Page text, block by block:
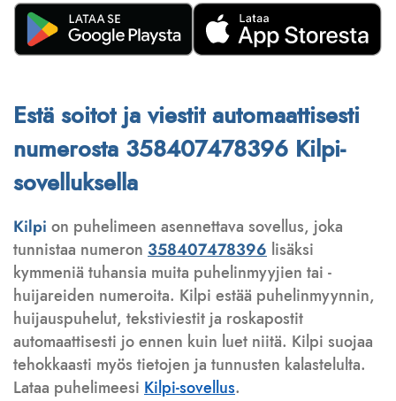
Estä soitot ja viestit automaattisesti
numerosta 358407478396 Kilpi-
sovelluksella
Kilpi on puhelimeen asennettava sovellus, joka
tunnistaa numeron 358407478396 lisäksi
kymmeniä tuhansia muita puhelinmyyjien tai -
huijareiden numeroita. Kilpi estää puhelinmyynnin,
huijauspuhelut, tekstiviestit ja roskapostit
automaattisesti jo ennen kuin luet niitä. Kilpi suojaa
tehokkaasti myös tietojen ja tunnusten kalastelulta.
Lataa puhelimeesi Kilpi-sovellus.